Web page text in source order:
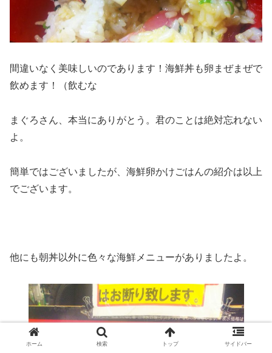
間違いなく美味しいのであります！海鮮丼も卵まぜまぜで
飲めます！（飲むな
まぐろさん、本当にありがとう。君のことは絶対忘れない
よ。
簡単ではございましたが、海鮮卵かけごはんの紹介は以上
でございます。
他にも朝丼以外に色々な海鮮メニューがありましたよ。
ホーム 検索 トップ サイドバー